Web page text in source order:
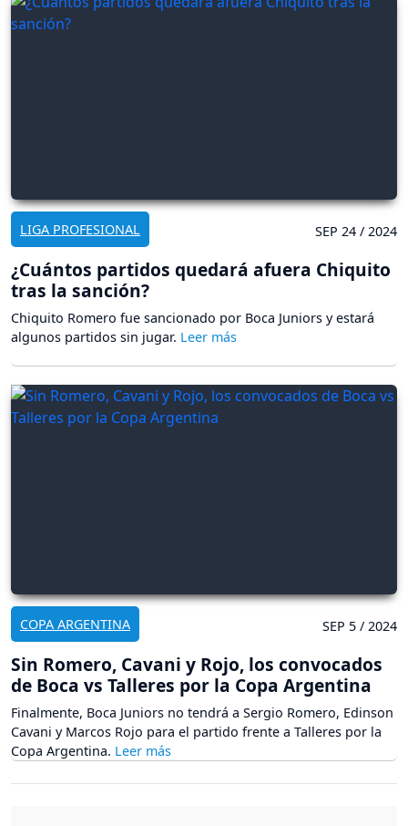
LIGA PROFESIONAL SEP 24 / 2024
¿Cuántos partidos quedará afuera Chiquito
tras la sanción?
Chiquito Romero fue sancionado por Boca Juniors y estará
algunos partidos sin jugar.
COPA ARGENTINA SEP 5 / 2024
Sin Romero, Cavani y Rojo, los convocados
de Boca vs Talleres por la Copa Argentina
Finalmente, Boca Juniors no tendrá a Sergio Romero, Edinson
Cavani y Marcos Rojo para el partido frente a Talleres por la
Copa Argentina.